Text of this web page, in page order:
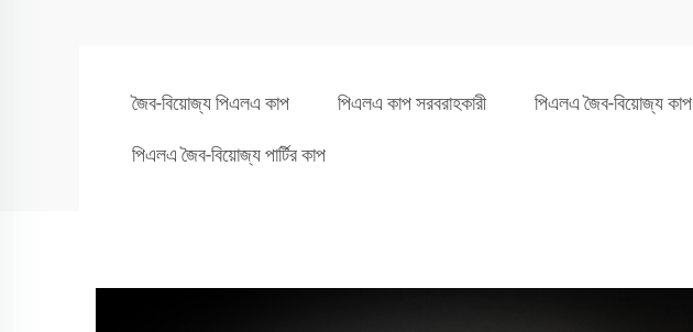
জৈব-বিয়োজ্য পিএলএ কাপ পিএলএ কাপ সরবরাহকারী পিএলএ জৈব-বিয়োজ্য কাপ
পিএলএ জৈব-বিয়োজ্য পার্টির কাপ